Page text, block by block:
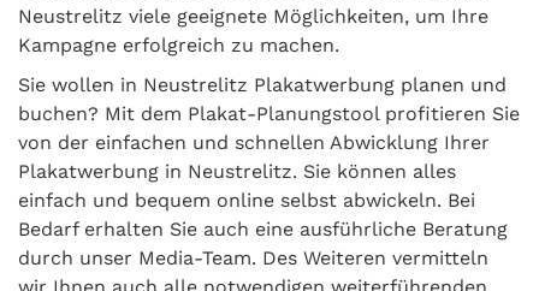
Neustrelitz viele geeignete Möglichkeiten, um Ihre
Kampagne erfolgreich zu machen.
Sie wollen in Neustrelitz Plakatwerbung planen und
buchen? Mit dem Plakat-Planungstool profitieren Sie
von der einfachen und schnellen Abwicklung Ihrer
Plakatwerbung in Neustrelitz. Sie können alles
einfach und bequem online selbst abwickeln. Bei
Bedarf erhalten Sie auch eine ausführliche Beratung
durch unser Media-Team. Des Weiteren vermitteln